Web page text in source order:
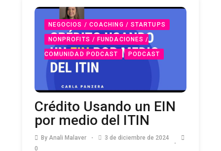
NEGOCIOS / COACHING / STARTUPS
NONPROFITS / FUNDACIONES /
COMUNIDAD PODCAST PODCAST
Crédito Usando un EIN
por medio del ITIN
By Anali Malaver
3 de diciembre de 2024
0